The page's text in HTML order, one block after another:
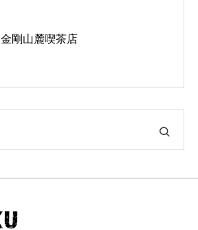
金剛山麓喫茶店
河内長野市｜とんかつの山田屋 河